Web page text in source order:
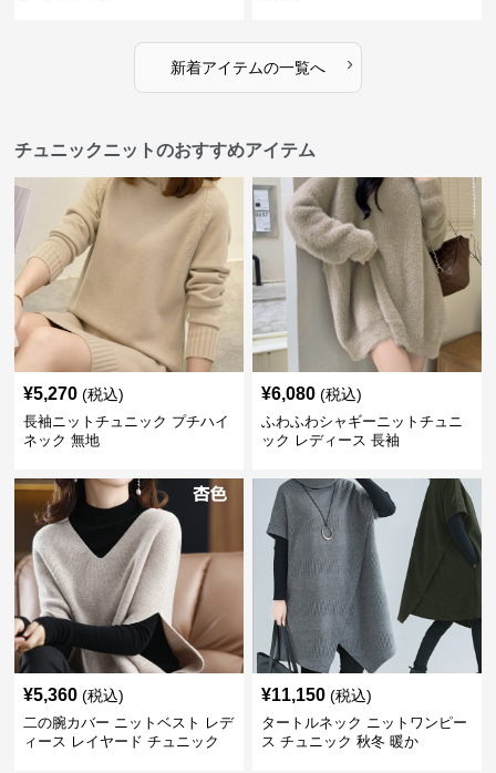
新着アイテムの一覧へ ›
チュニックニットのおすすめアイテム
¥5,270 (税込)
長袖ニットチュニック プチハイ
ネック 無地
¥6,080 (税込)
ふわふわシャギーニットチュニ
ック レディース 長袖
¥5,360 (税込)
二の腕カバー ニットベスト レデ
ィース レイヤード チュニック
¥11,150 (税込)
タートルネック ニットワンピー
ス チュニック 秋冬 暖か